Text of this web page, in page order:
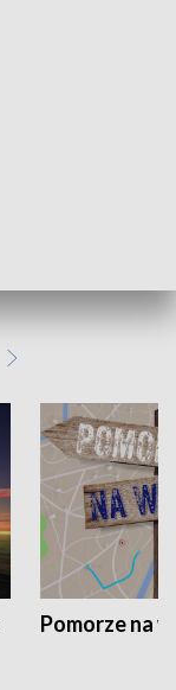
Pomorze na